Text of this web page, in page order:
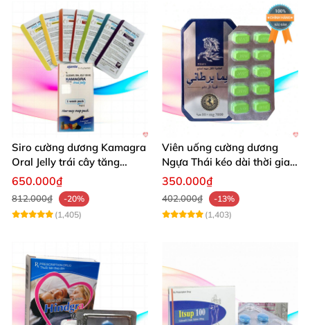
Siro cường dương Kamagra
Oral Jelly trái cây tăng
cường sinh lý nam
650.000₫
812.000₫
-20%
(1,405)
Viên uống cường dương
Ngựa Thái kéo dài thời gian
quan hệ
350.000₫
402.000₫
-13%
(1,403)